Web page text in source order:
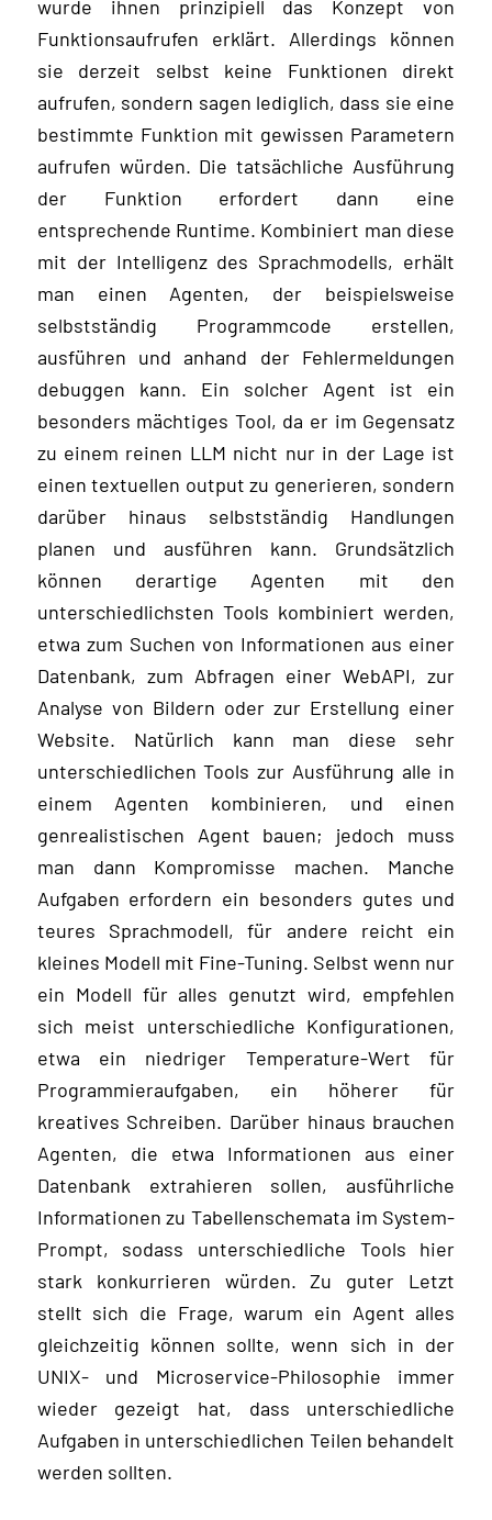
wurde ihnen prinzipiell das Konzept von
Funktionsaufrufen erklärt. Allerdings können
sie derzeit selbst keine Funktionen direkt
aufrufen, sondern sagen lediglich, dass sie eine
bestimmte Funktion mit gewissen Parametern
aufrufen würden. Die tatsächliche Ausführung
der Funktion erfordert dann eine
entsprechende Runtime. Kombiniert man diese
mit der Intelligenz des Sprachmodells, erhält
man einen Agenten, der beispielsweise
selbstständig Programmcode erstellen,
ausführen und anhand der Fehlermeldungen
debuggen kann. Ein solcher Agent ist ein
besonders mächtiges Tool, da er im Gegensatz
zu einem reinen LLM nicht nur in der Lage ist
einen textuellen output zu generieren, sondern
darüber hinaus selbstständig Handlungen
planen und ausführen kann. Grundsätzlich
können derartige Agenten mit den
unterschiedlichsten Tools kombiniert werden,
etwa zum Suchen von Informationen aus einer
Datenbank, zum Abfragen einer WebAPI, zur
Analyse von Bildern oder zur Erstellung einer
Website. Natürlich kann man diese sehr
unterschiedlichen Tools zur Ausführung alle in
einem Agenten kombinieren, und einen
genrealistischen Agent bauen; jedoch muss
man dann Kompromisse machen. Manche
Aufgaben erfordern ein besonders gutes und
teures Sprachmodell, für andere reicht ein
kleines Modell mit Fine-Tuning. Selbst wenn nur
ein Modell für alles genutzt wird, empfehlen
sich meist unterschiedliche Konfigurationen,
etwa ein niedriger Temperature-Wert für
Programmieraufgaben, ein höherer für
kreatives Schreiben. Darüber hinaus brauchen
Agenten, die etwa Informationen aus einer
Datenbank extrahieren sollen, ausführliche
Informationen zu Tabellenschemata im System-
Prompt, sodass unterschiedliche Tools hier
stark konkurrieren würden. Zu guter Letzt
stellt sich die Frage, warum ein Agent alles
gleichzeitig können sollte, wenn sich in der
UNIX- und Microservice-Philosophie immer
wieder gezeigt hat, dass unterschiedliche
Aufgaben in unterschiedlichen Teilen behandelt
werden sollten.